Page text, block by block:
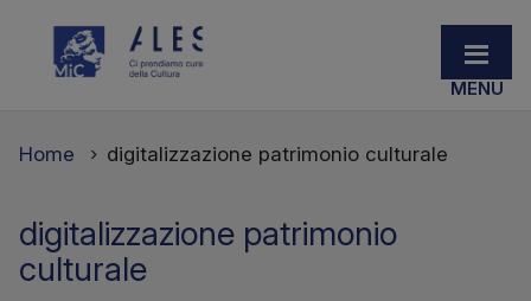
Home digitalizzazione patrimonio culturale
digitalizzazione patrimonio
culturale